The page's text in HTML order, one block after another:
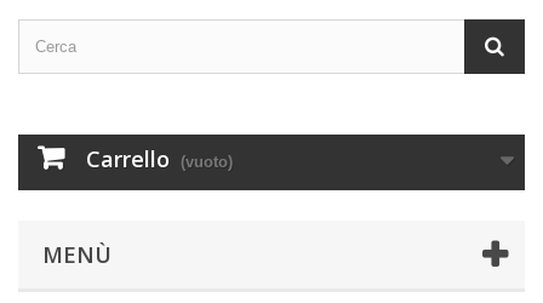
Carrello (vuoto)
MENÙ